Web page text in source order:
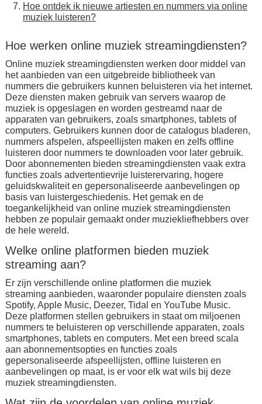
Hoe ontdek ik nieuwe artiesten en nummers via online
muziek luisteren?
Hoe werken online muziek streamingdiensten?
Online muziek streamingdiensten werken door middel van
het aanbieden van een uitgebreide bibliotheek van
nummers die gebruikers kunnen beluisteren via het internet.
Deze diensten maken gebruik van servers waarop de
muziek is opgeslagen en worden gestreamd naar de
apparaten van gebruikers, zoals smartphones, tablets of
computers. Gebruikers kunnen door de catalogus bladeren,
nummers afspelen, afspeellijsten maken en zelfs offline
luisteren door nummers te downloaden voor later gebruik.
Door abonnementen bieden streamingdiensten vaak extra
functies zoals advertentievrije luisterervaring, hogere
geluidskwaliteit en gepersonaliseerde aanbevelingen op
basis van luistergeschiedenis. Het gemak en de
toegankelijkheid van online muziek streamingdiensten
hebben ze populair gemaakt onder muziekliefhebbers over
de hele wereld.
Welke online platformen bieden muziek
streaming aan?
Er zijn verschillende online platformen die muziek
streaming aanbieden, waaronder populaire diensten zoals
Spotify, Apple Music, Deezer, Tidal en YouTube Music.
Deze platformen stellen gebruikers in staat om miljoenen
nummers te beluisteren op verschillende apparaten, zoals
smartphones, tablets en computers. Met een breed scala
aan abonnementsopties en functies zoals
gepersonaliseerde afspeellijsten, offline luisteren en
aanbevelingen op maat, is er voor elk wat wils bij deze
muziek streamingdiensten.